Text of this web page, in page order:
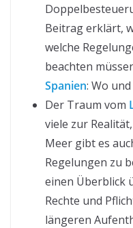
Beitrag erklärt,
welche
beachten
Spanien: Wo
Der Traum vom
viele zur
Meer gibt es
Regelungen zu
einen Überblick
Rechte und
längeren